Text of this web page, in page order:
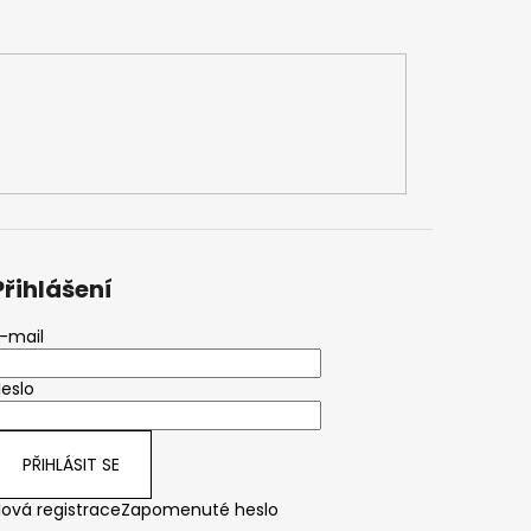
mail
PŘIHLÁSIT SE
registraceZapomenuté heslo